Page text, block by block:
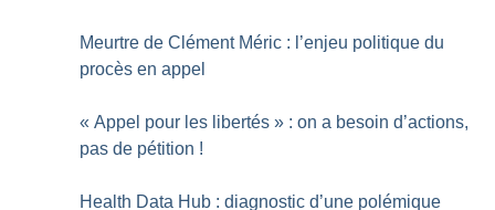
Meurtre de Clément Méric : l’enjeu politique du
procès en appel
« Appel pour les libertés » : on a besoin d’actions,
pas de pétition !
Health Data Hub : diagnostic d’une polémique